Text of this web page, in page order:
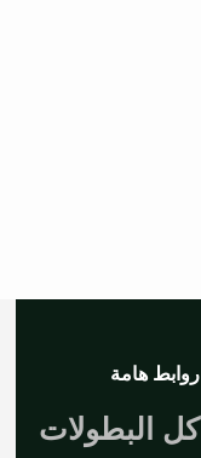
روابط هامة
كل البطولات